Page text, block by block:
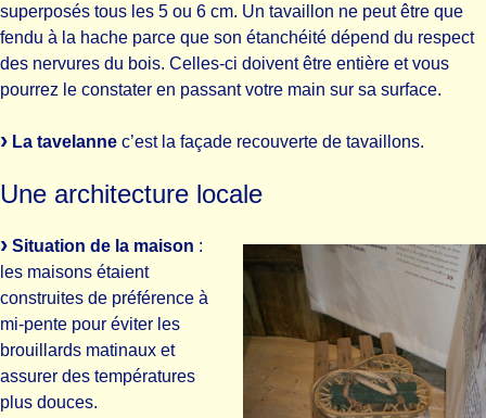
superposés tous les 5 ou 6 cm. Un tavaillon ne peut être que
fendu à la hache parce que son étanchéité dépend du respect
des nervures du bois. Celles-ci doivent être entière et vous
pourrez le constater en passant votre main sur sa surface.
La tavelanne c’est la façade recouverte de tavaillons.
Une architecture locale
Situation de la maison :
les maisons étaient
construites de préférence à
mi-pente pour éviter les
brouillards matinaux et
assurer des températures
plus douces.